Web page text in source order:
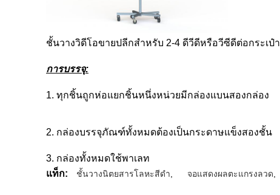
ชั้นวางวิดีโอขายปลีกสำหรับ 2-4 ดีวีดีหรือวีซีดีต่อกระเป๋า
การบรรจุ:
1. ทุกชิ้นถูกห่อแยกชิ้นหนึ่งหน่วยมีกล่องแบนสองกล่อง
2. กล่องบรรจุภัณฑ์ทั้งหมดต้องเป็นกระดาษแข็งสองชั้น
3. กล่องทั้งหมดใช้พาเลท
แท็ก:
ชั้นวางนิตยสารโลหะสีดำ จอแสดงผลตะแกรงลวด